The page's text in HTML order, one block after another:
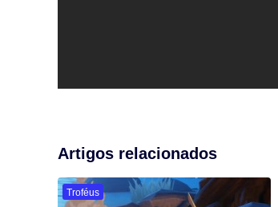
Artigos relacionados
Troféus